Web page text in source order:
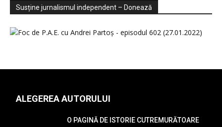
Sondaje
Video
Susține jurnalismul independent – Donează
ALEGEREA AUTORULUI
O PAGINĂ DE ISTORIE CUTREMURĂTOARE